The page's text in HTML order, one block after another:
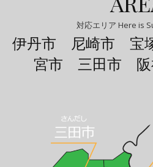
対応エリア Here is
伊丹市 尼崎市 宝
宮市 三田市 阪